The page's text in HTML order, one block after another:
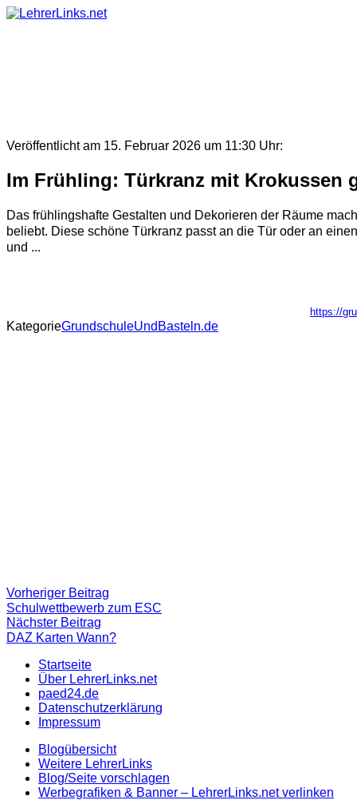
Skip
Veröffentlicht am 15. Februar 2026 um 11:30 Uhr:
Im Frühling: Türkranz mit Krokussen
Das frühlingshafte Gestalten und Dekorieren der Räume
beliebt. Diese schöne Türkranz passt an die Tür oder an
und ...
https://
KategorieGrundschuleUndBasteln.de
Beitragsnavigation
Vorheriger Beitrag
Beitrag:
Schulwettbewerb zum ESC
Nächster Beitrag
Beitrag
DAZ Karten Wann?
Startseite
Über LehrerLinks.net
paed24.de
Datenschutzerklärung
Impressum
Blogübersicht
Weitere LehrerLinks
Blog/Seite vorschlagen
Werbegrafiken & Banner – LehrerLinks.net verlinken